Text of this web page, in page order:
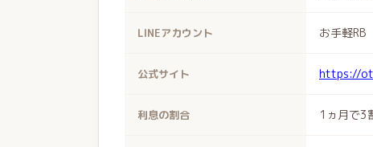
LINEアカウント お手軽RB
公式サイト https://
利息の割合 1ヵ月で3